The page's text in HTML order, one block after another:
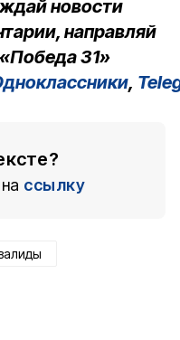
новости
направляй
31»
,
ссылку